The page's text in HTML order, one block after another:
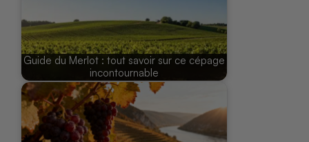
Guide du Merlot : tout savoir sur ce cépage
incontournable